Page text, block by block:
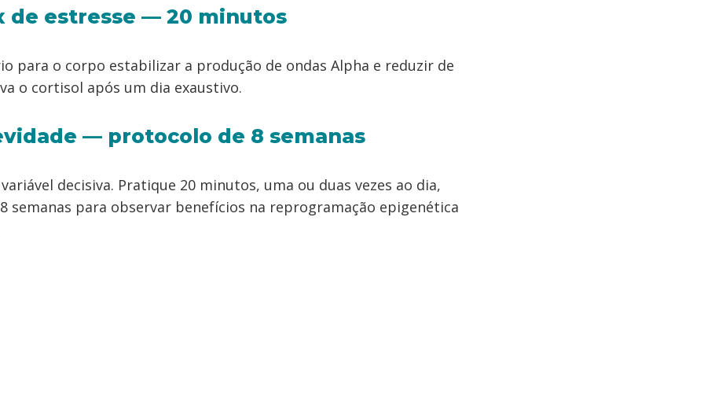
de estresse — 20 minutos
para o corpo estabilizar a produção de ondas Alpha e reduzir de
o cortisol após um dia exaustivo.
— protocolo de 8 semanas
decisiva. Pratique 20 minutos, uma ou duas vezes ao dia,
semanas para observar benefícios na reprogramação epigenética